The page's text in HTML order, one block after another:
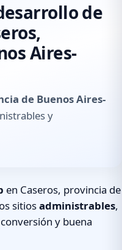
de
Aires-
de Buenos Aires-
y
en Caseros, provincia de
sitiosadministrables,
y buena